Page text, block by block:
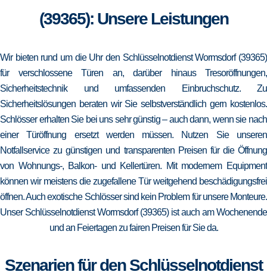
(39365): Unsere Leistungen
Wir bieten rund um die Uhr den Schlüsselnotdienst Wormsdorf (39365)
für verschlossene Türen an, darüber hinaus Tresoröffnungen,
Sicherheitstechnik und umfassenden Einbruchschutz. Zu
Sicherheitslösungen beraten wir Sie selbstverständlich gern kostenlos.
Schlösser erhalten Sie bei uns sehr günstig – auch dann, wenn sie nach
einer Türöffnung ersetzt werden müssen. Nutzen Sie unseren
Notfallservice zu günstigen und transparenten Preisen für die Öffnung
von Wohnungs-, Balkon- und Kellertüren. Mit modernem Equipment
können wir meistens die zugefallene Tür weitgehend beschädigungsfrei
öffnen. Auch exotische Schlösser sind kein Problem für unsere Monteure.
Unser Schlüsselnotdienst Wormsdorf (39365) ist auch am Wochenende
und an Feiertagen zu fairen Preisen für Sie da.
Szenarien für den Schlüsselnotdienst